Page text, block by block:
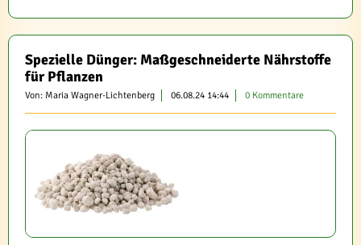
Spezielle Dünger: Maßgeschneiderte Nährstoffe
für Pflanzen
Von: Maria Wagner-Lichtenberg 06.08.24 14:44 0 Kommentare